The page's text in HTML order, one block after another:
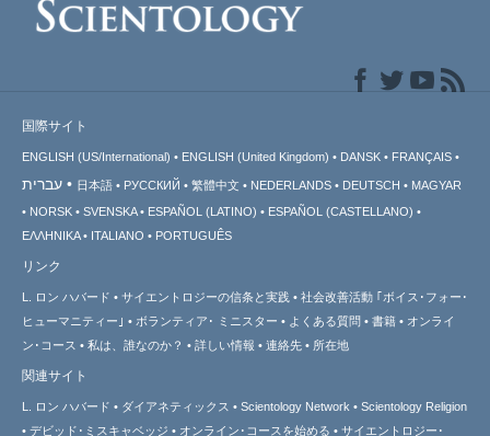
国際サイト
ENGLISH (US/International) ENGLISH (United Kingdom) DANSK FRANÇAIS
עברית 日本語 РУССКИЙ 繁體中文 NEDERLANDS DEUTSCH
MAGYAR
NORSK
SVENSKA ESPAÑOL (LATINO)
ESPAÑOL (CASTELLANO)
ΕΛΛΗΝΙΚA
ITALIANO PORTUGUÊS
リンク
L. ロン ハバード サイエントロジーの信条と実践
社会改善活動 ｢ボイス･フォー･
ヒューマニティー｣
ボランティア･ ミニスター よくある質問 書籍
オンライ
ン･コース
私は、誰なのか？ 詳しい情報 連絡先 所在地
関連サイト
L. ロン ハバード ダイアネティックス Scientology Network
Scientology Religion
デビッド･ミスキャベッジ
オンライン･コースを始める サイエントロジー･